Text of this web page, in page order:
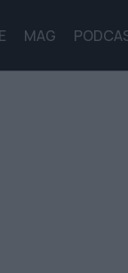
MAG